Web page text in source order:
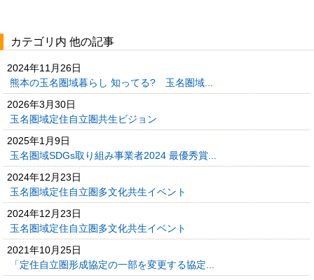
カテゴリ内 他の記事
2024年11月26日
熊本の玉名圏域暮らし 知ってる? 玉名圏域...
2026年3月30日
玉名圏域定住自立圏共生ビジョン
2025年1月9日
玉名圏域SDGs取り組み事業者2024 最優秀賞...
2024年12月23日
玉名圏域定住自立圏多文化共生イベント
2024年12月23日
玉名圏域定住自立圏多文化共生イベント
2021年10月25日
「定住自立圏形成協定の一部を変更する協定...